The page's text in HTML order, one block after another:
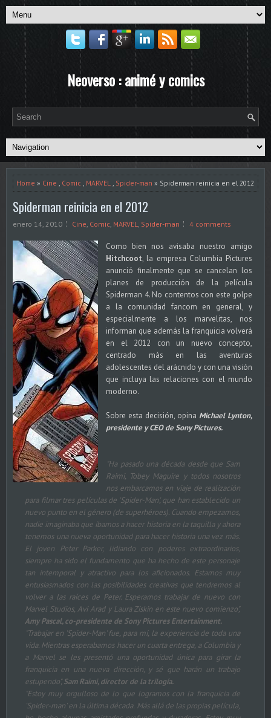
Neoverso : animé y comics
Home » Cine , Comic , MARVEL , Spider-man » Spiderman reinicia en el 2012
Spiderman reinicia en el 2012
enero 14, 2010 Cine, Comic, MARVEL, Spider-man 4 comments
Como bien nos avisaba nuestro amigo
Hitchcoot, la empresa Columbia Pictures
anunció finalmente que se cancelan los
planes de producción de la película
Spiderman 4. No contentos con este golpe
a la comunidad fancom en general, y
especialmente a los marvelitas, nos
informan que además la franquicia volverá
en el 2012 con un nuevo concepto,
centrado más en las aventuras
adolescentes del arácnido y con una visión
que incluya las relaciones con el mundo
moderno.
Sobre esta decisión, opina Michael Lynton,
presidente y CEO de Sony Pictures.
"Ha pasado una década desde que Sam
Raimi, Tobey Maguire y todos nosotros
nos embarcamos en viaje de realización
para filmar tres películas de 'Spider-Man', que han establecido un
nuevo punto en el género (de superhéroes). Cuando empezamos,
nadie imaginaba que íbamos a hacer historia en la taquilla y ahora
tenemos una nueva oportunidad para hacer historia una vez más.
El joven Peter Parker, lidiando con poderes extraordinarios,
siempre ha sido el fundamento que ha hecho de este personaje
tan intemporal y atractivo para los aficionados. Estamos muy
entusiasmados con las posibilidades creativas que tendremos al
volver a las raíces de Peter. Esperamos trabajar de nuevo con
Marvel Studios, Avi Arad y Laura Ziskin en este nuevo comienzo",
Amy Pascal, co-presidente de Sony Pictures Entertainment.
"Trabajar en 'Spider-Man' fue, para mí, la experiencia de toda una
vida. Mientras esperabamos hacer un cuarta entrega, a Columbia y
a Marvel se les presentó una oportunidad única para girar la
franquicia en una nueva dirección, y sé que harán un trabajo
estupendo", Sam Raimi, director de la trilogía.
"Estoy muy orgulloso de lo que logramos con la franquicia de
'Spider-man' en la última década. Más allá de las propias película,